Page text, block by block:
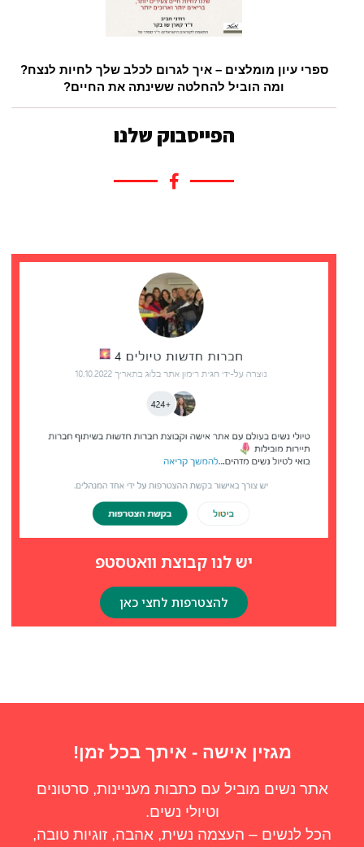
ספרי עיון מומלצים – איך לגרום לכלב שלך לחיות לנצח?
ומה הוביל להחלטה ששינתה את החיים?
הפייסבוק שלנו
יש לנו קבוצת וואטסטפ
להצטרפות לחצי כאן
מגזין אישה - איתך בכל זמן!
אתר נשים מוביל עם כתבות מעניינות, סרטונים
וטיולי נשים.
הכל לנשים – העצמה נשית, אהבה, זוגיות טובה,